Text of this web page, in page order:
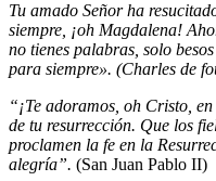
Tu amado Señor ha
siempre, ¡oh Magdalena!
no tienes palabras, solo
para siempre». (Charles de
“¡Te adoramos, oh Cristo,
de tu resurrección. Que los
proclamen la fe en la
alegría”. (San Juan Pablo II)